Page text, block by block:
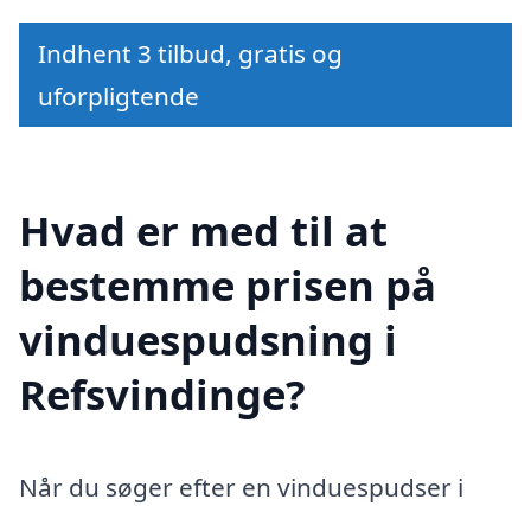
Indhent 3 tilbud, gratis og
uforpligtende
Hvad er med til at
bestemme prisen på
vinduespudsning i
Refsvindinge?
Når du søger efter en vinduespudser i